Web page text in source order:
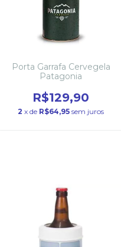
Porta Garrafa Cervegela
Patagonia
R$129,90
2 x de R$64,95 sem juros